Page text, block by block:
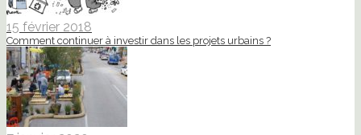
15 février 2018
Comment continuer à investir dans les projets urbains ?